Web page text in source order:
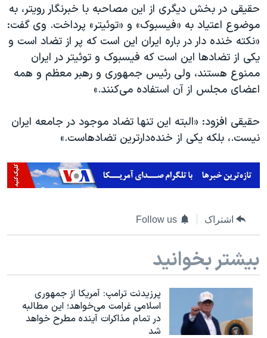
حقیقی در بخش دیگری از این مصاحبه با خبرنگار رویتر، به
موضوع اعتیاد به «فیسبوک» و «توئیتر» پرداخت. وی گفت:
«نکته خنده دار در باره ایران این است که پر از تضاد است و
یکی از تضادها این است که فیسبوک و توئیتر در ایران
ممنوع هستند، ولی رئیس جمهوری و رهبر معظم و همه
اعضای مجلس از آن استفاده می‌کنند.»
حقیقی افزود: «البته این تنها تضاد موجود در جامعه ایران
نیست.، بلکه یکی از خنده‌دارترین تضادهاست.»
اشتراک Follow us
بیشتر بخوانید
پرزیدنت ترامپ: آمریکا از جمهوری
اسلامی غرامت می‌خواهد؛ این مطالبه
در تمام مذاکرات آینده مطرح خواهد
شد